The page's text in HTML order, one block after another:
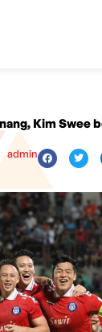
Kim Swee
admin